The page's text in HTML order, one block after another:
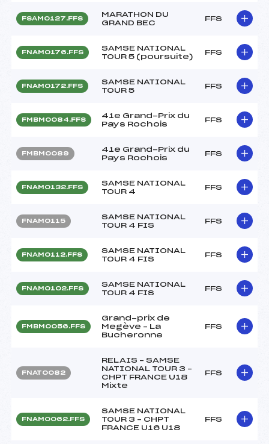
FSAM0127.FFS
MARATHON DU
GRAND BEC
FFS
FNAM0176.FFS
SAMSE NATIONAL
TOUR 5 (poursuite)
FFS
FNAM0172.FFS
SAMSE NATIONAL
TOUR 5
FFS
FMBM0084.FFS
41e Grand-Prix du
Pays Rochois
FFS
FMBM0089
41e Grand-Prix du
Pays Rochois
FFS
FNAM0132.FFS
SAMSE NATIONAL
TOUR 4
FFS
FNAM0115
SAMSE NATIONAL
TOUR 4 FIS
FFS
FNAM0112.FFS
SAMSE NATIONAL
TOUR 4 FIS
FFS
FNAM0102.FFS
SAMSE NATIONAL
TOUR 4 FIS
FFS
FMBM0056.FFS
Grand-prix de
Megève – La
Bucheronne
FFS
FNAT0082
RELAIS – SAMSE
NATIONAL TOUR 3 –
CHPT FRANCE U18
Mixte
FFS
FNAM0062.FFS
SAMSE NATIONAL
TOUR 3 – CHPT
FRANCE U16 U18
FFS